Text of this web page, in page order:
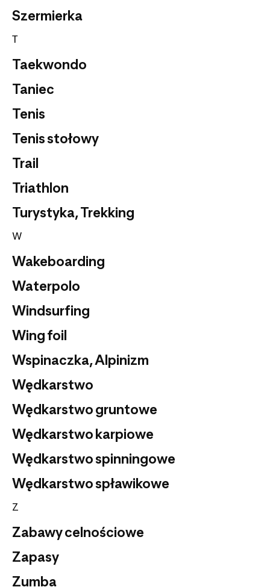
Szermierka
T
Taekwondo
Taniec
Tenis
Tenis stołowy
Trail
Triathlon
Turystyka, Trekking
W
Wakeboarding
Waterpolo
Windsurfing
Wing foil
Wspinaczka, Alpinizm
Wędkarstwo
Wędkarstwo gruntowe
Wędkarstwo karpiowe
Wędkarstwo spinningowe
Wędkarstwo spławikowe
Z
Zabawy celnościowe
Zapasy
Zumba